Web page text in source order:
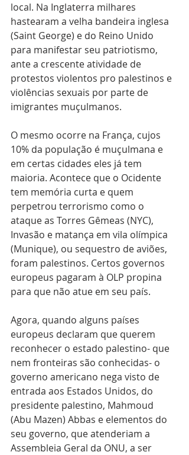
local. Na Inglaterra milhares
hastearam a velha bandeira inglesa
(Saint George) e do Reino Unido
para manifestar seu patriotismo,
ante a crescente atividade de
protestos violentos pro palestinos e
violências sexuais por parte de
imigrantes muçulmanos.
O mesmo ocorre na França, cujos
10% da população é muçulmana e
em certas cidades eles já tem
maioria. Acontece que o Ocidente
tem memória curta e quem
perpetrou terrorismo como o
ataque as Torres Gêmeas (NYC),
Invasão e matança em vila olímpica
(Munique), ou sequestro de aviões,
foram palestinos. Certos governos
europeus pagaram à OLP propina
para que não atue em seu país.
Agora, quando alguns países
europeus declaram que querem
reconhecer o estado palestino- que
nem fronteiras são conhecidas- o
governo americano nega visto de
entrada aos Estados Unidos, do
presidente palestino, Mahmoud
(Abu Mazen) Abbas e elementos do
seu governo, que atenderiam a
Assembleia Geral da ONU, a ser